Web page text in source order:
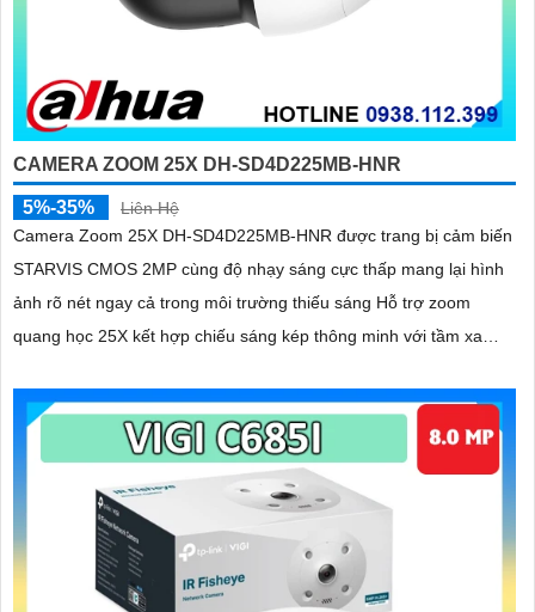
CAMERA ZOOM 25X DH-SD4D225MB-HNR
5%-35%
Liên Hệ
Camera Zoom 25X DH-SD4D225MB-HNR được trang bị cảm biến
STARVIS CMOS 2MP cùng độ nhạy sáng cực thấp mang lại hình
ảnh rõ nét ngay cả trong môi trường thiếu sáng Hỗ trợ zoom
quang học 25X kết hợp chiếu sáng kép thông minh với tầm xa
cùng chuẩn chống nước IP67 giúp quan sát ổn định ngoài trời